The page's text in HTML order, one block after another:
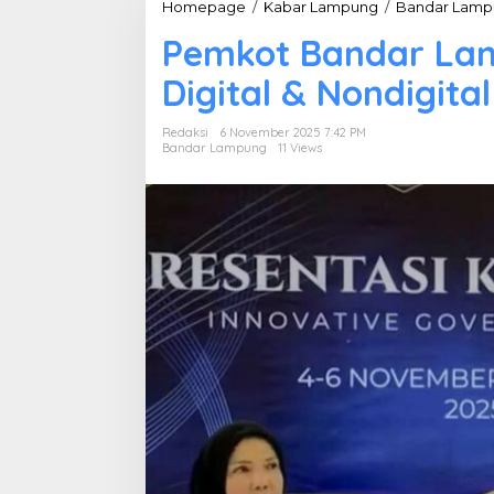
Homepage / Kabar Lampung / Bandar
Pemkot Bandar
Digital & Nondigital
Redaksi
6 November 2025 7:42 PM
Bandar Lampung
11 Views